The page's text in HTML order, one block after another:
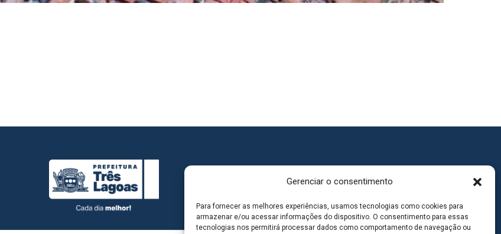
Gerenciar o consentimento
Para fornecer as melhores experiências, usamos tecnologias como cookies para
armazenar e/ou acessar informações do dispositivo. O consentimento para essas
tecnologias nos permitirá processar dados como comportamento de navegação ou